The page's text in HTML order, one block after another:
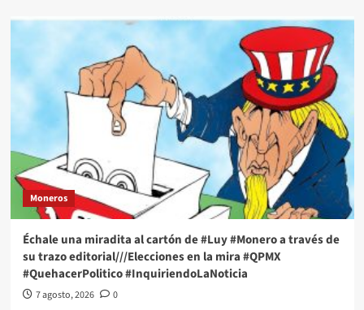
Moneros
Échale una miradita al cartón de #Luy #Monero a través de
su trazo editorial///Elecciones en la mira #QPMX
#QuehacerPolitico #InquiriendoLaNoticia
7 agosto, 2026 0